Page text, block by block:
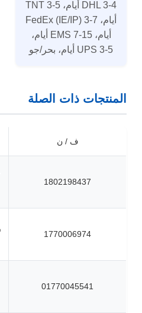
DHL 3-4 أيام، TNT 3-5
أيام، FedEx (IE/IP) 3-7
أيام، EMS 7-15 أيام،
UPS 3-5 أيام، بحر/جو
المنتجات ذات الصلة
ف / ن
1802198437
1770006974
01770045541